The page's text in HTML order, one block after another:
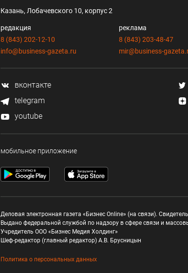
Казань, Лобачевского 10, корпус 2
редакция
8 (843) 202-12-10
info@business-gazeta.ru
реклама
8 (843) 203-48-47
mir@business-
вконтакте
telegram
youtube
мобильное приложение
Деловая электронная газета «Бизнес Online» (на связи).
Выдано федеральной службой по надзору в сфере связи и
Учредитель ООО «Бизнес Медия Холдинг»
Шеф-редактор (главный редактор) А.В. Брусницын
Политика о персональных данных